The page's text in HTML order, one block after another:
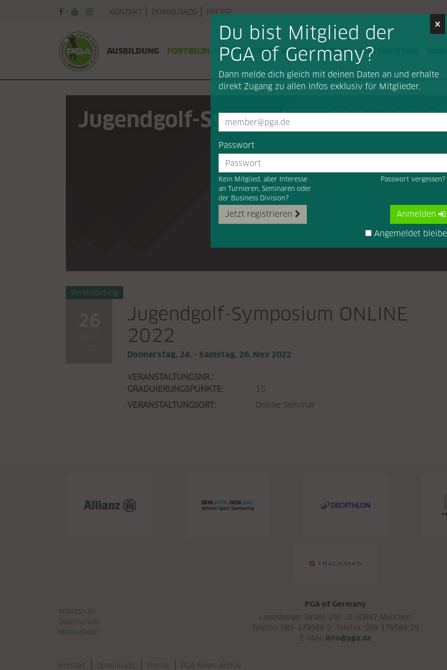
Navigation überspringen
KONTAKT DOWNLOADS PRESSE
Navigation überspringen
AUSBILDUNG FORTBILDUNG TURNIERE KOOPERATIONEN WIR ÜBER UNS
Jugendgolf-Symposium ONLINE
Veranstaltung
Jugendgolf-Symposium ONLINE
2022
Donnerstag, 24. - Samstag, 26. Nov 2022
VERANSTALTUNGSNR.:
GRADUIERUNGSPUNKTE:
15
VERANSTALTUNGSORT:
Online Seminar
×
Du bist Mitglied der
PGA of Germany?
Dann melde dich gleich mit deinen Daten an und erhalte
direkt Zugang zu allen Infos exklusiv für Mitglieder.
Passwort
Kein Mitglied, aber Interesse
an Turnieren, Seminaren oder
der Business Division?
Passwort vergessen?
Jetzt registrieren Anmelden
Angemeldet
Navigation überspringen
Impressum
Datenschutz
Mediadaten
PGA of Germany
Landsberger Straße 290 . D-80687 München
Telefon: 089-179588 0 . Telefax: 089-179588 29
E-Mail: info@pga.de
Navigation überspringen
Kontakt Downloads Presse PGA News-Archiv